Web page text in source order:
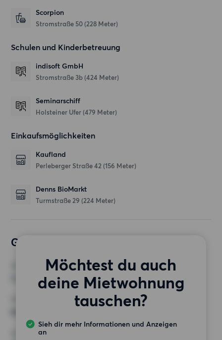
Scorpion
Stromstraße 50 (228 Meter)
Schulen und Kinderbetreuung
indisoft GmbH
Stromstraße 3b (424 Meter)
Seminarschiff
Holsteiner Ufer (479 Meter)
Einkaufsmöglichkeiten
Kaufland
Perleberger Straße 42 (156 Meter)
Denns BioMarkt
Turmstraße 29 (224 Meter)
Gewünschte Wohnung
Möchtest du auch
deine Mietwohnung
tauschen?
Sieh dir mehr Informationen und Anzeigen
an
3 Zimmer
MINDESTANZAHL AN QUADRATMETERN
HÖCHSTMIETE (KALTMIETE)